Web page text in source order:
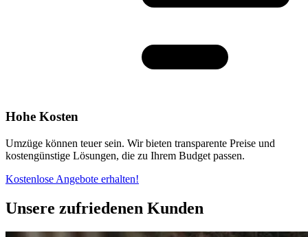
Hohe Kosten
Umzüge können teuer sein. Wir bieten transparente Preise und
kostengünstige Lösungen, die zu Ihrem Budget passen.
Kostenlose Angebote erhalten!
Unsere zufriedenen Kunden